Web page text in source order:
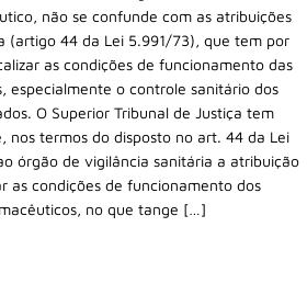
não se confunde com as atribuições
(artigo 44 da Lei 5.991/73), que tem por
as condições de funcionamento das
especialmente o controle sanitário dos
O Superior Tribunal de Justiça tem
nos termos do disposto no art. 44 da Lei
órgão de vigilância sanitária a atribuição
as condições de funcionamento dos
no que tange […]